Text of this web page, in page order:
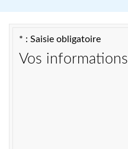
* : Saisie obligatoire
Vos informations